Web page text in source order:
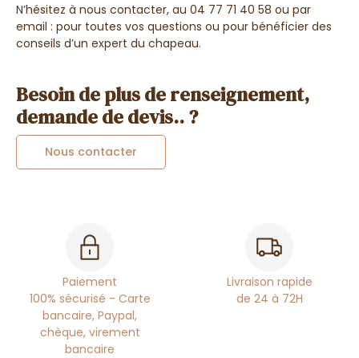
N’hésitez à nous contacter, au 04 77 71 40 58 ou par
email : pour toutes vos questions ou pour bénéficier des
conseils d’un expert du chapeau.
Besoin de plus de renseignement,
demande de devis.. ?
Nous contacter
Paiement
100% sécurisé - Carte
bancaire, Paypal,
chèque, virement
bancaire
Livraison rapide
de 24 à 72H